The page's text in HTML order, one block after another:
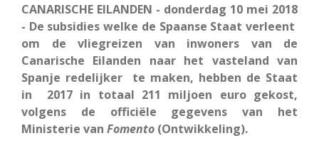
CANARISCHE EILANDEN - donderdag 10 mei 2018
- De subsidies welke de Spaanse Staat verleent
om de vliegreizen van inwoners van de
Canarische Eilanden naar het vasteland van
Spanje redelijker te maken, hebben de Staat
in 2017 in totaal 211 miljoen euro gekost,
volgens de officiële gegevens van het
Ministerie van Fomento (Ontwikkeling).